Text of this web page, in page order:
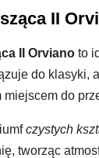
II
II Orviano to
do klasyki,
miejscem do
czystych
tworząc